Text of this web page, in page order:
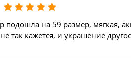
подошла на 59 размер, мягкая,
так кажется, и украшение